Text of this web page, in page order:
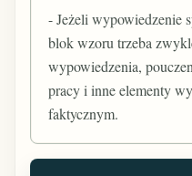
- Jeżeli wypowiedzenie
blok wzoru trzeba
wypowiedzenia,
pracy i inne elementy
faktycznym.